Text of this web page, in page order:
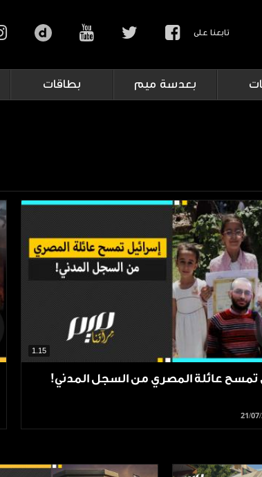
تابعنا على
بعدسة ميم بطاقات
1.15
تمسح عائلة المصري من السجل المدني!
21/